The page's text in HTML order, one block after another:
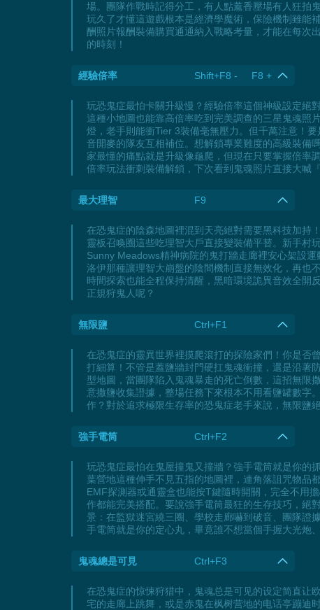
場。團隊作戰時記得分工，有人點薰香壓場有人狂拍
玩久了才懂這遊戲根本是經濟學魔術，保險機制雖能
酬照片報酬裝備購買通通納入戰略考量，才能在每次
的時刻！
經驗倍率 Shift+F8 - F8 +
玩恐鬼症最怕卡關升級慢？經驗倍率這個神級設定絕
這種小地圖也能靠高倍率吃到完美調查的三星鬼魂照
燈，老手則能衝Tier 3裝備毫無壓力。但千萬注意！
音開麥的隊友互相補位。想解鎖專業難度的高級裝備
家最懂的痛點就是升級像龜爬，但現在只要掌握倍率
倍率玩法衝刺裝備解鎖，下次看到鬼魂照片直接大喊
最大理智 F9
在恐鬼症的陰森地圖裡混到天亮絕對需要黑科技加持
靈板召喚圈這些吃理智大戶直接變裝備平替。新手村
Sunny Meadows精神病院的鬼打牆走廊裡安心架設
洛伊那種讓理智大崩盤的陰間機制直接無效化，再也
時間探索也能全程保持清醒，黑暗環境詭異音效全開
正規狩鬼人呢？
無限鹽 Ctrl+F1
在恐鬼症的靈異世界裡摸爬滾打的探險家們！你是否
打細算！不管是蓋鹽牆封門硬扛鬼魂衝撞，還是沿著
型地圖，當團隊陷入鬼魂暴走的死亡倒數，這招無限
意撒鹽收集證據，整場任務下來根本不用看鹽罐數字
作？對於追求極限生存率的恐鬼症老手來說，無限鹽
強手電筒 Ctrl+F2
玩恐鬼症最怕在鬼屋撞鬼又撞牆？強手電筒就是你的
葉營地這種伸手不見五指的地圖裡，連角落詛咒物品
EMF探測器或通靈盒也能按T鍵隨時開關，完全不用
作都能完美搭配。要說強手電筒最狂的生存技巧，絕
景：在監獄迷宮繞三圈、學校走廊嚇到破音、團隊證
手電筒就是你的定心丸，畢竟誰不想當個手握大光炮
鬼魂總是可見 Ctrl+F3
在恐鬼症的惊悚狩猎中，鬼魂总是可见的设定简直让
宅的走廊上跳舞，或是赤鬼在枫树营地的电话亭蹦迪